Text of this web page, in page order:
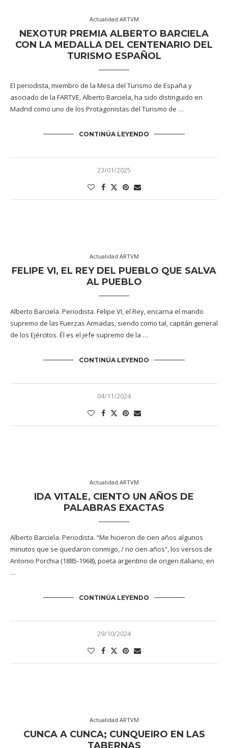
Actualidad ARTVM
NEXOTUR PREMIA ALBERTO BARCIELA
CON LA MEDALLA DEL CENTENARIO DEL
TURISMO ESPAÑOL
El periodista, miembro de la Mesa del Turismo de España y
asociado de la FARTVE, Alberto Barciela, ha sido distinguido en
Madrid como uno de los Protagonistas del Turismo de …
CONTINÚA LEYENDO
23/01/2025
Actualidad ARTVM
FELIPE VI, EL REY DEL PUEBLO QUE SALVA
AL PUEBLO
Alberto Barciela. Periodista. Felipe VI, el Rey, encarna el mando
supremo de las Fuerzas Armadas, siendo como tal, capitán general
de los Ejércitos. Él es el jefe supremo de la …
CONTINÚA LEYENDO
04/11/2024
Actualidad ARTVM
IDA VITALE, CIENTO UN AÑOS DE
PALABRAS EXACTAS
Alberto Barciela. Periodista. “Me hicieron de cien años algunos
minutos que se quedaron conmigo, / no cien años”, los versos de
Antonio Porchia (1885-1968), poeta argentino de origen italiano, en
…
CONTINÚA LEYENDO
29/10/2024
Actualidad ARTVM
CUNCA A CUNCA; CUNQUEIRO EN LAS
TABERNAS